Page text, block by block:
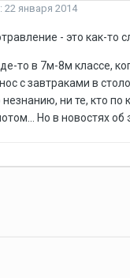
22 января 2014
- это как-то
то в 7м-8м классе,
с завтраками в
ни те, кто
Но в новостях об